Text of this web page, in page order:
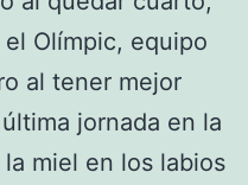
Olímpic, equipo
al tener mejor
jornada en la
miel en los labios